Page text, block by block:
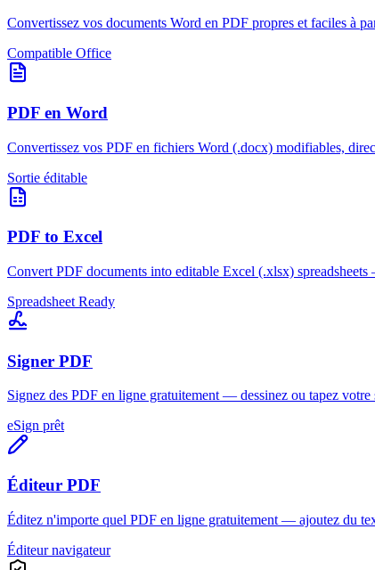
Convertissez vos documents Word en PDF propres et faciles à
Compatible Office
PDF en Word
Convertissez vos PDF en fichiers Word (.docx) modifiables,
Sortie éditable
PDF to Excel
Convert PDF documents into editable Excel (.xlsx)
Spreadsheet Ready
Signer PDF
Signez des PDF en ligne gratuitement — dessinez ou tapez
eSign prêt
Éditeur PDF
Éditez n'importe quel PDF en ligne gratuitement — ajoutez du
Éditeur navigateur